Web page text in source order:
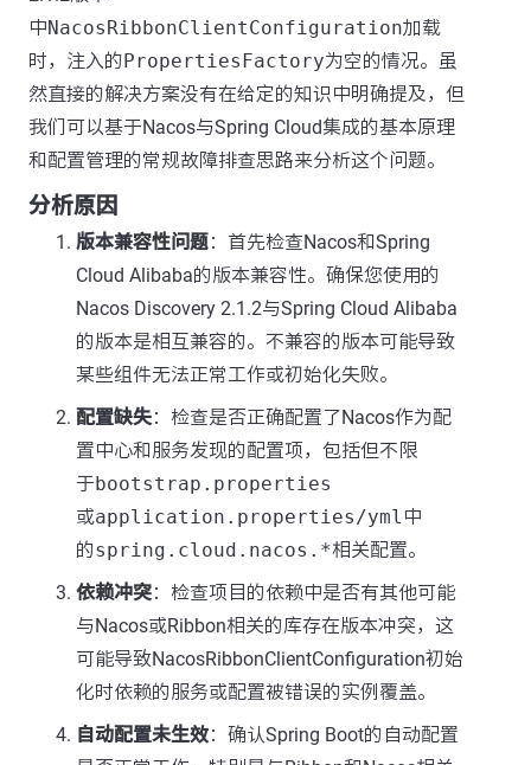
中NacosRibbonClientConfiguration加载
时，注入的PropertiesFactory为空的情况。虽
然直接的解决方案没有在给定的知识中明确提及，但
我们可以基于Nacos与Spring Cloud集成的基本原理
和配置管理的常规故障排查思路来分析这个问题。
分析原因
版本兼容性问题：首先检查Nacos和Spring
Cloud Alibaba的版本兼容性。确保您使用的
Nacos Discovery 2.1.2与Spring Cloud Alibaba
的版本是相互兼容的。不兼容的版本可能导致
某些组件无法正常工作或初始化失败。
配置缺失：检查是否正确配置了Nacos作为配
置中心和服务发现的配置项，包括但不限
于bootstrap.properties
或application.properties/yml 中
的spring.cloud.nacos.*相关配置。
依赖冲突：检查项目的依赖中是否有其他可能
与Nacos或Ribbon相关的库存在版本冲突，这
可能导致NacosRibbonClientConfiguration初始
化时依赖的服务或配置被错误的实例覆盖。
自动配置未生效：确认Spring Boot的自动配置